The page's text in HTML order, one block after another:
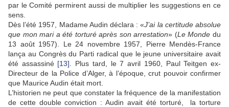
par le Comité permirent aussi de multiplier les suggestions en ce
sens.
Dès l’été 1957, Madame Audin déclara : «J’ai la certitude absolue
que mon mari a été torturé après son arrestation» (Le Monde du
13 août 1957). Le 24 novembre 1957, Pierre Mendès-France
lança au Congrès du Parti radical que le jeune universitaire avait
été assassiné [13] . Plus tard, le 7 avril 1960, Paul Teitgen ex-
Directeur de la Police d’Alger, à l’époque, crut pouvoir confirmer
que Maurice Audin était mort.
L’historien ne peut que constater la fréquence de la manifestation
de cette double conviction : Audin avait été torturé, la torture